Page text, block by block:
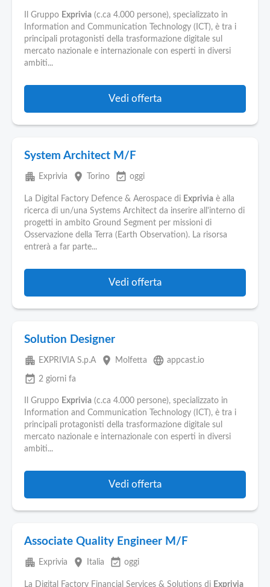
Il Gruppo Exprivia (c.ca 4.000 persone), specializzato in
Information and Communication Technology (ICT), è tra i
principali protagonisti della trasformazione digitale sul
mercato nazionale e internazionale con esperti in diversi
ambiti...
Vedi offerta
System Architect M/F
apartment Exprivia place Torino event_available oggi
La Digital Factory Defence & Aerospace di Exprivia è alla
ricerca di un/una Systems Architect da inserire all'interno di
progetti in ambito Ground Segment per missioni di
Osservazione della Terra (Earth Observation). La risorsa
entrerà a far parte...
Vedi offerta
Solution Designer
apartment EXPRIVIA S.p.A place Molfetta language appcast.io
event_available 2 giorni fa
Il Gruppo Exprivia (c.ca 4.000 persone), specializzato in
Information and Communication Technology (ICT), è tra i
principali protagonisti della trasformazione digitale sul
mercato nazionale e internazionale con esperti in diversi
ambiti...
Vedi offerta
Associate Quality Engineer M/F
apartment Exprivia place Italia event_available oggi
La Digital Factory Financial Services & Solutions di Exprivia